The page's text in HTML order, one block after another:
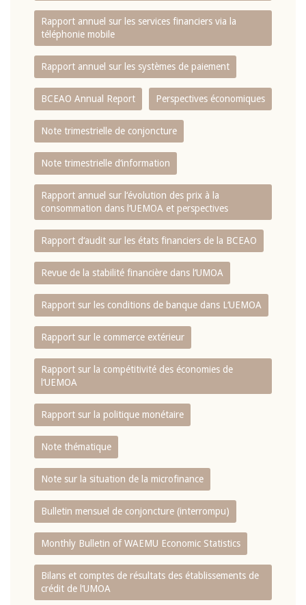
Rapport annuel sur les services financiers via la
téléphonie mobile
Rapport annuel sur les systèmes de paiement
BCEAO Annual Report Perspectives économiques
Note trimestrielle de conjoncture
Note trimestrielle d‘information
Rapport annuel sur l‘évolution des prix à la
consommation dans l‘UEMOA et perspectives
Rapport d‘audit sur les états financiers de la BCEAO
Revue de la stabilité financière dans l‘UMOA
Rapport sur les conditions de banque dans L‘UEMOA
Rapport sur le commerce extérieur
Rapport sur la compétitivité des économies de
l‘UEMOA
Rapport sur la politique monétaire
Note thématique
Note sur la situation de la microfinance
Bulletin mensuel de conjoncture (interrompu)
Monthly Bulletin of WAEMU Economic Statistics
Bilans et comptes de résultats des établissements de
crédit de l‘UMOA